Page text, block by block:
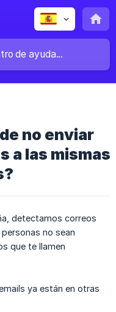
no enviar
a las mismas
detectamos correos
no sean
que te llamen
ya están en otras